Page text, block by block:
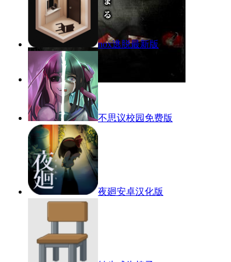
nox逃脱最新版
不思议校园免费版
夜廻安卓汉化版